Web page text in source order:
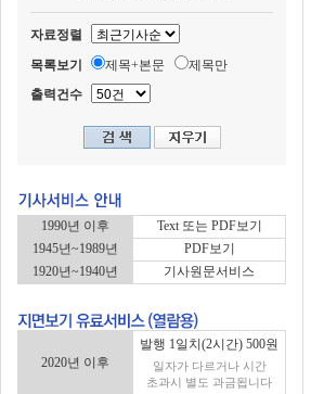
자료정렬
목록보기
제목+본문
제목만
출력건수
1990년 이후
Text 또는 PDF보기
1945년~1989년
PDF보기
1920년~1940년
기사원문서비스
2020년 이후
발행 1일치(2시간) 500원
일자가 다르거나 시간
초과시 별도 과금됩니다